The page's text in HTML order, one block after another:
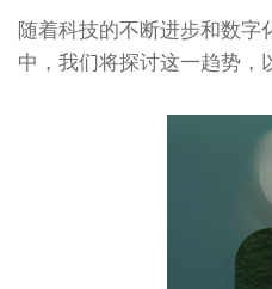
随着科技的不断进步和数
中，我们将探讨这一趋势，